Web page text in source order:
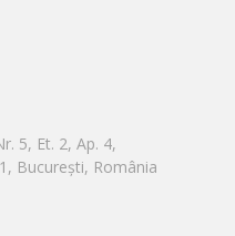
5, Et. 2, Ap. 4,
București, România